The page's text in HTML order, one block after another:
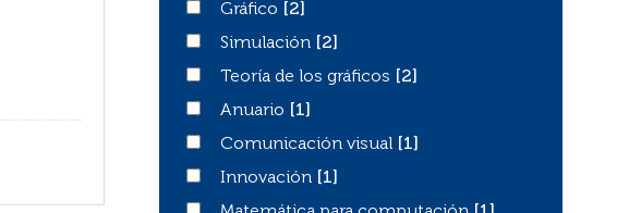
GráficoGráfico
[2]
Simulación
Simulación
[2]
Teoría de los gráficos
Teoría de los gráficos
[2]
AnuarioAnuario
[1]
Comunicación visual
Comunicación visual
[1]
Innovación
Innovación
[1]